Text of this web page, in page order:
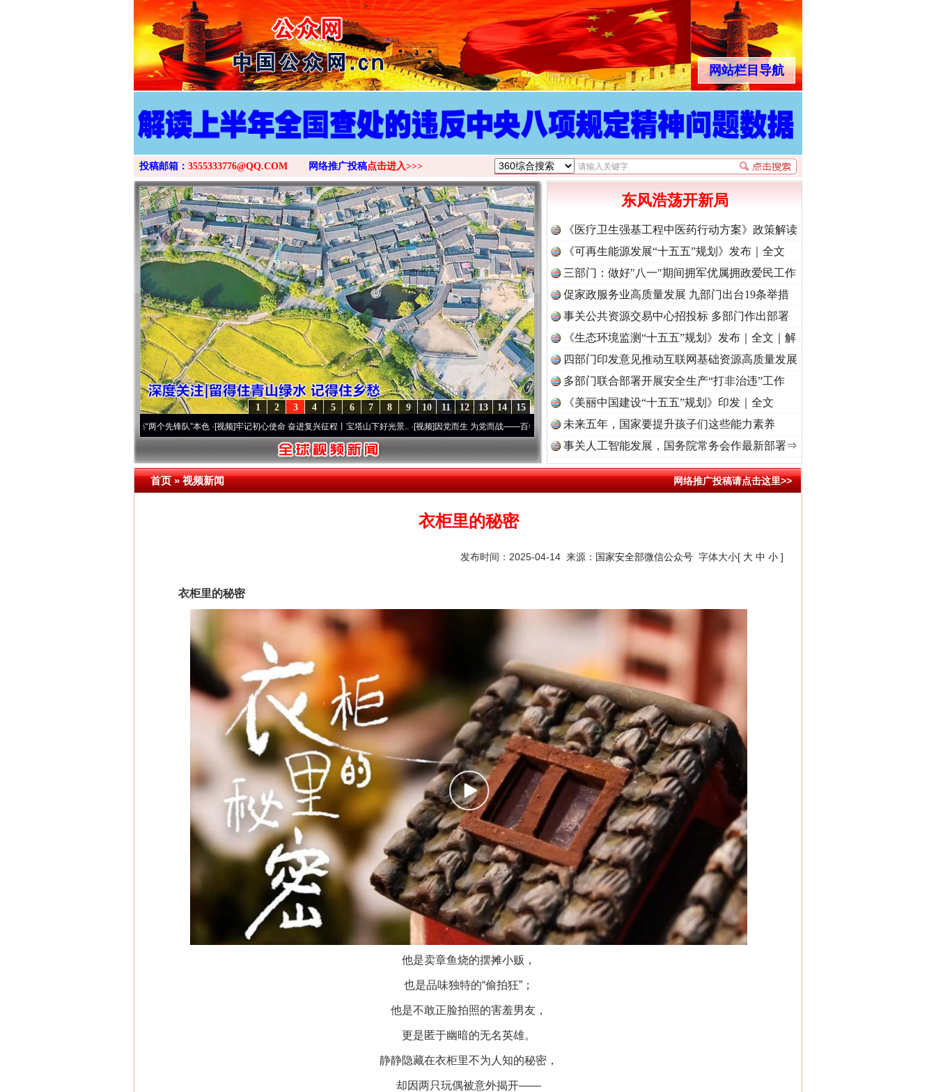
>
网站栏目导航
投稿邮箱： 3555333776@QQ.COM 网络推广投稿点击进入>>>
15
14
13
12
11
10
9
8
7
6
5
4
3
2
1
永葆“两个先锋队”本色·[视频]牢记初心使命 奋进复兴征程丨宝塔山下好光景..·[视频]因党而生 为党而战——百年“纪”事⑧加强纪律..·[视频]牢记初心使命 奋进复兴征程丨“转折之城”激荡..·[视频]
东风浩荡开新局
《医疗卫生强基工程中医药行动方案》政策解读
《可再生能源发展“十五五”规划》发布｜全文
三部门：做好"八一"期间拥军优属拥政爱民工作
促家政服务业高质量发展 九部门出台19条举措
事关公共资源交易中心招投标 多部门作出部署
《生态环境监测“十五五”规划》发布｜全文｜解
读
四部门印发意见推动互联网基础资源高质量发展
多部门联合部署开展安全生产“打非治违”工作
《美丽中国建设“十五五”规划》印发｜全文
未来五年，国家要提升孩子们这些能力素养
事关人工智能发展，国务院常务会作最新部署⇒
首页»视频新闻 网络推广投稿请点击这里>>
衣柜里的秘密
发布时间：2025-04-14 来源： 国家安全部微信公众号 字体大小[ 大 中 小 ]
衣柜里的秘密
他是卖章鱼烧的摆摊小贩，
也是品味独特的“偷拍狂”；
他是不敢正脸拍照的害羞男友，
更是匿于幽暗的无名英雄。
静静隐藏在衣柜里不为人知的秘密，
却因两只玩偶被意外揭开——